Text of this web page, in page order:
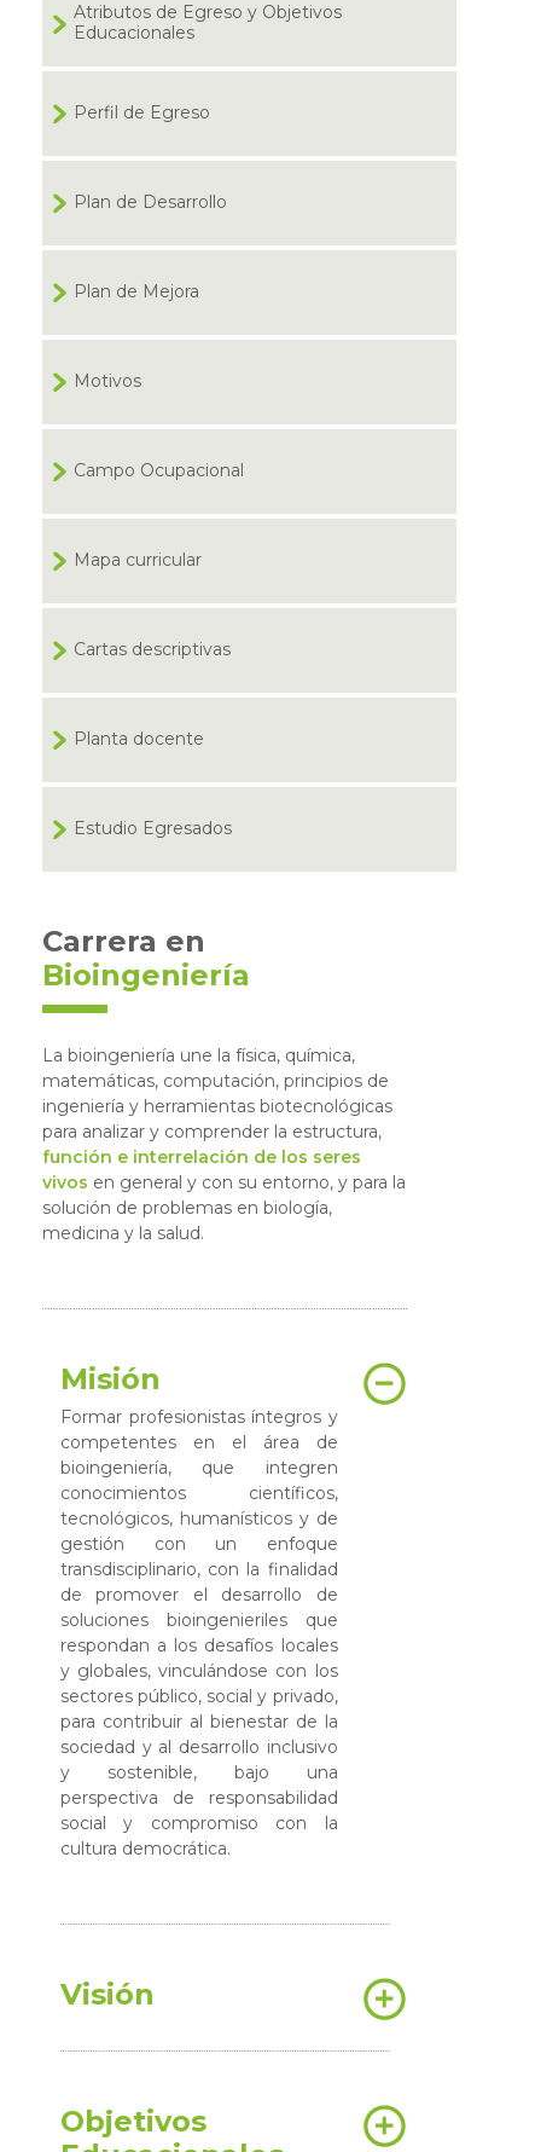
Atributos de Egreso y Objetivos
Educacionales
Perfil de Egreso
Plan de Desarrollo
Plan de Mejora
Motivos
Campo Ocupacional
Mapa curricular
Cartas descriptivas
Planta docente
Estudio Egresados
Carrera en
Bioingeniería
La bioingeniería une la física, química,
matemáticas, computación, principios de
ingeniería y herramientas biotecnológicas
para analizar y comprender la estructura,
función e interrelación de los seres
vivos en general y con su entorno, y para la
solución de problemas en biología,
medicina y la salud.
Misión
Formar profesionistas íntegros y
competentes en el área de
bioingeniería, que integren
conocimientos científicos,
tecnológicos, humanísticos y de
gestión con un enfoque
transdisciplinario, con la finalidad
de promover el desarrollo de
soluciones bioingenieriles que
respondan a los desafíos locales
y globales, vinculándose con los
sectores público, social y privado,
para contribuir al bienestar de la
sociedad y al desarrollo inclusivo
y sostenible, bajo una
perspectiva de responsabilidad
social y compromiso con la
cultura democrática.
Visión
Objetivos